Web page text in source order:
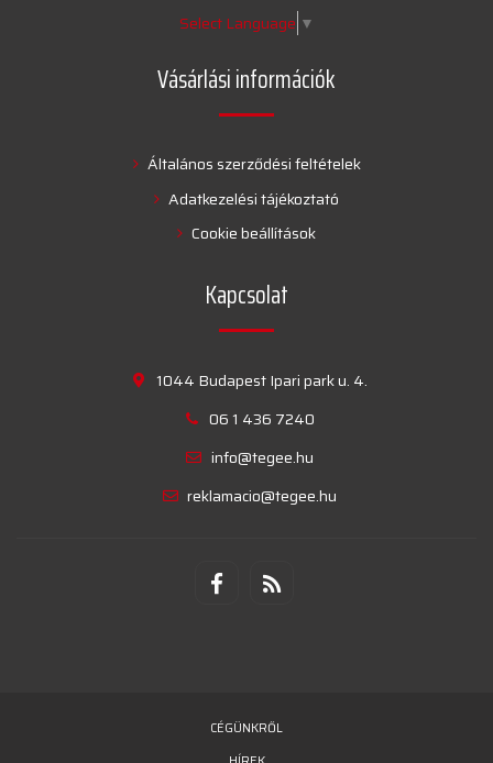
Select Language ▼
Vásárlási információk
Általános szerződési feltételek
Adatkezelési tájékoztató
Cookie beállítások
Kapcsolat
1044 Budapest Ipari park u. 4.
06 1 436 7240
info@tegee.hu
reklamacio@tegee.hu
CÉGÜNKRŐL